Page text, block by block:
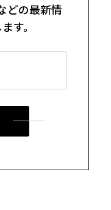
どの最新情
す。